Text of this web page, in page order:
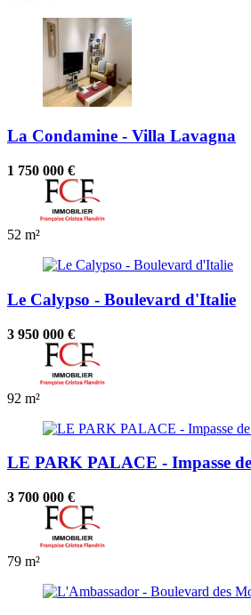
La Condamine - Villa Lavagna
1 750 000 €
52 m²
Le Calypso - Boulevard d'Italie
3 950 000 €
92 m²
LE PARK PALACE - Impasse
3 700 000 €
79 m²